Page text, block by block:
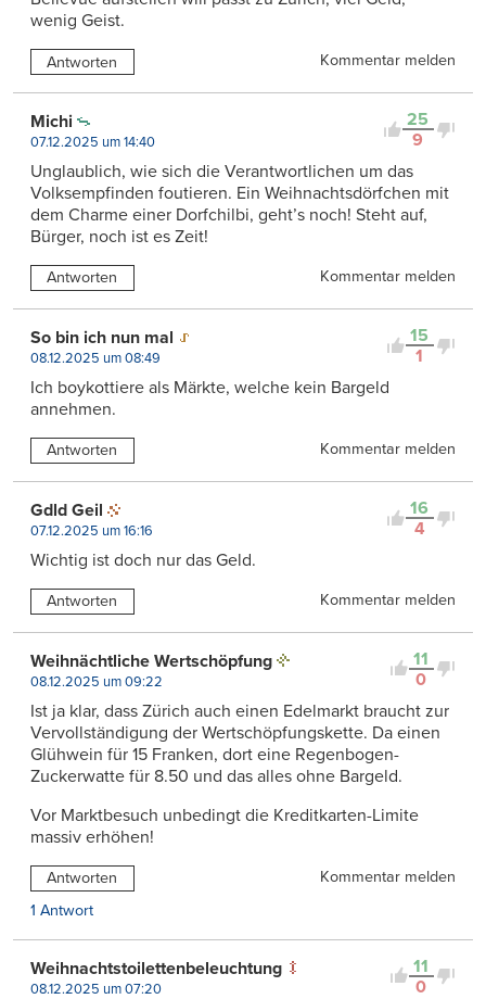
wenig Geist.
Antworten Kommentar melden
25
9
Michi
07.12.2025 um 14:40
Unglaublich, wie sich die Verantwortlichen um das
Volksempfinden foutieren. Ein Weihnachtsdörfchen mit
dem Charme einer Dorfchilbi, geht’s noch! Steht auf,
Bürger, noch ist es Zeit!
Antworten Kommentar melden
15
1
So bin ich nun mal
08.12.2025 um 08:49
Ich boykottiere als Märkte, welche kein Bargeld
annehmen.
Antworten Kommentar melden
16
4
Gdld Geil
07.12.2025 um 16:16
Wichtig ist doch nur das Geld.
Antworten Kommentar melden
11
0
Weihnächtliche Wertschöpfung
08.12.2025 um 09:22
Ist ja klar, dass Zürich auch einen Edelmarkt braucht zur
Vervollständigung der Wertschöpfungskette. Da einen
Glühwein für 15 Franken, dort eine Regenbogen-
Zuckerwatte für 8.50 und das alles ohne Bargeld.
Vor Marktbesuch unbedingt die Kreditkarten-Limite
massiv erhöhen!
Antworten
Kommentar melden
1 Antwort
11
0
Weihnachtstoilettenbeleuchtung
08.12.2025 um 07:20